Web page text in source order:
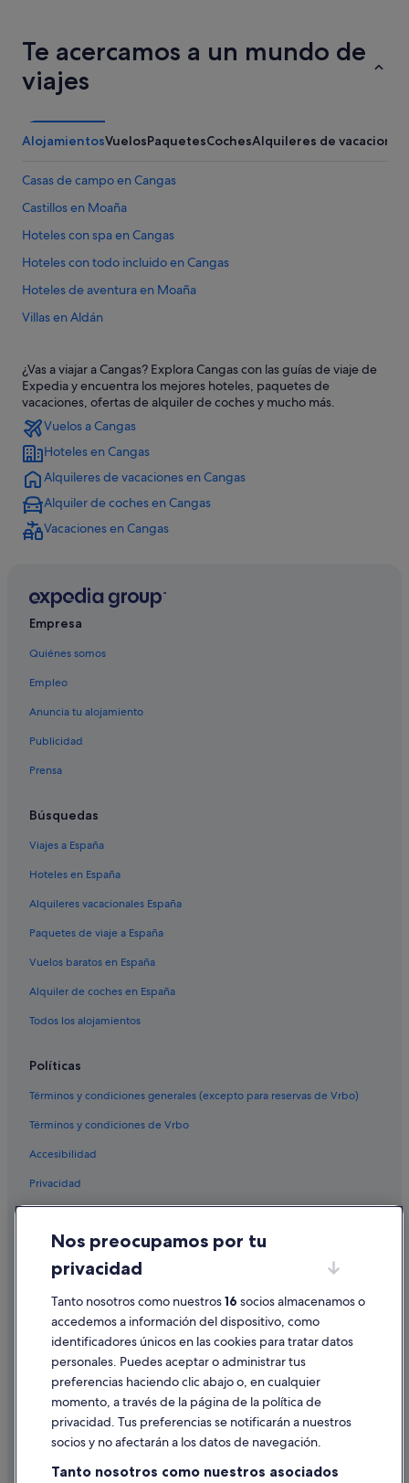
Te acercamos a un mundo de
viajes
AlojamientosVuelosPaquetesCochesAlquileres de vacaciones
Casas de campo en Cangas
Castillos en Moaña
Hoteles con spa en Cangas
Hoteles con todo incluido en Cangas
Hoteles de aventura en Moaña
Villas en Aldán
Hoteles con wifi en Moaña
Hoteles cerca de Ria de Vigo
Albergues en O Morrazo
Cangas hoteles
Apartamentos en Coiro
Coiro hoteles
Campings de caravanas en Cangas
Villas en Cangas
Casas rurales en Aldán
O Hío hoteles
Cabañas en Cangas
Casas de huéspedes en Cangas
Chalets en Moaña
Hoteles de 3 estrellas en Coiro
Aldán hoteles
Hoteles que aceptan mascotas en Cangas
Hoteles cerca de Playa de Areamilla
Castillos en Cangas
Casas rurales en Cangas
Hoteles cerca de Playa de Rodeira
Condominios en Cangas
Chalets en Nerga
Apartoteles en Cangas
¿Vas a viajar a Cangas? Explora Cangas con las guías de viaje de
Expedia y encuentra los mejores hoteles, paquetes de
vacaciones, ofertas de alquiler de coches y mucho más.
Vuelos a Cangas
Hoteles en Cangas
Alquileres de vacaciones en Cangas
Alquiler de coches en Cangas
Vacaciones en Cangas
Empresa
Quiénes somos
Empleo
Anuncia tu alojamiento
Publicidad
Prensa
Búsquedas
Viajes a España
Hoteles en España
Alquileres vacacionales España
Paquetes de viaje a España
Vuelos baratos en España
Alquiler de coches en España
Todos los alojamientos
Políticas
Términos y condiciones generales (excepto para reservas de Vrbo)
Términos y condiciones de Vrbo
Accesibilidad
Privacidad
Cookies
Condiciones de uso
Información legal/contacto
Pautas sobre el contenido y cómo denunciar contenido
Ayuda
Cancelar un vuelo
Cancelar una reserva de hotel o de un alquiler vacacional
Nos preocupamos por tu
privacidad
Tanto nosotros como nuestros16 socios almacenamos o
accedemos a información del dispositivo, como
identificadores únicos en las cookies para tratar datos
personales. Puedes aceptar o administrar tus
preferencias haciendo clic abajo o, en cualquier
momento, a través de la página de la política de
privacidad. Tus preferencias se notificarán a nuestros
socios y no afectarán a los datos de navegación.
Tanto nosotros como nuestros asociados